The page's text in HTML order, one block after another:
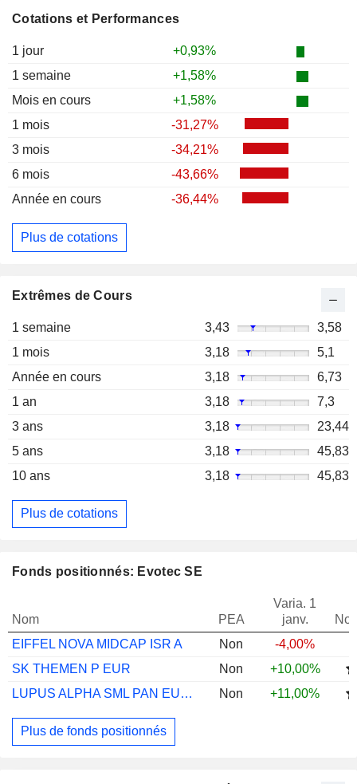
Cotations et Performances
1 jour
+0,93%
1 semaine
+1,58%
Mois en cours
+1,58%
1 mois
-31,27%
3 mois
-34,21%
6 mois
-43,66%
Année en cours
-36,44%
Plus de cotations
Extrêmes de Cours
1 semaine 3,43
3,58
1 mois
3,18
5,1
Année en cours
3,18
6,73
1 an
3,18
7,3
3 ans
3,18
23,44
5 ans
3,18
45,83
10 ans
3,18 45,83
Plus de cotations
Fonds positionnés: Evotec SE
Nom PEA
Varia. 1
janv.
EIFFEL NOVA MIDCAP ISR A
Non
-4,00%
SK THEMEN P EUR
Non
+10,00%
LUPUS ALPHA SML PAN EUROPEAN CHAMPIONS C
Non +11,00%
Plus de fonds positionnés